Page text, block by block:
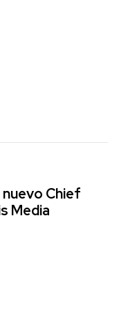
Chief
Media